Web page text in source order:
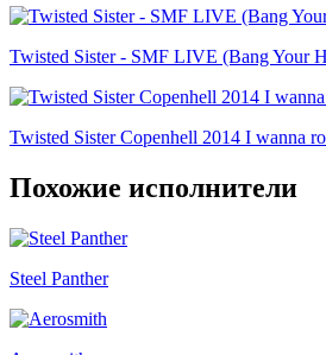
Twisted Sister - SMF LIVE (Bang Your
Twisted Sister Copenhell 2014 I wanna
Похожие исполнители
Steel Panther